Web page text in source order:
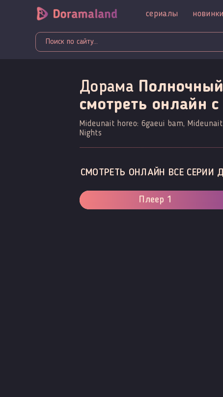
сериалы
Дорама
смотреть онлайн c
Mideunait horeo: 6gaeui bam,
Nights
СМОТРЕТЬ ОНЛАЙН ВСЕ СЕРИИ
Плеер 1